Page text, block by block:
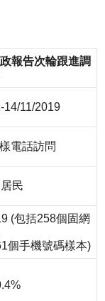
報告次輪跟進調
14/11/2019
電話訪問
民
(包括258個固網
個手機號碼樣本)